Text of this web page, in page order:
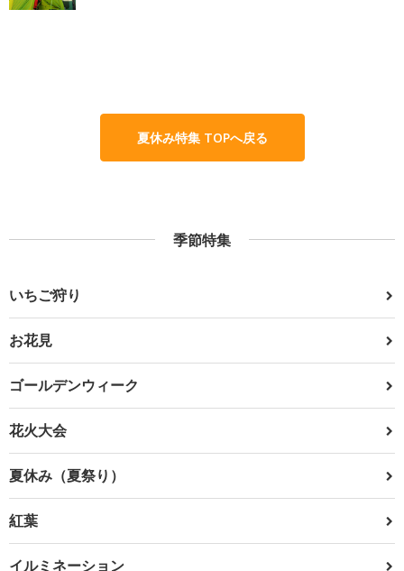
夏休み特集 TOPへ戻る
季節特集
いちご狩り
お花見
ゴールデンウィーク
花火大会
夏休み（夏祭り）
紅葉
イルミネーション